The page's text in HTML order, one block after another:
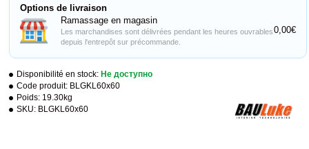
Disponibilité en stock: Не доступно
Code produit: BLGKL60x60
Poids: 19.30kg
SKU: BLGKL60x60
Options de livraison
Ramassage en magasin
Les marchandises sont délivrées pendant les heures ouvrables
depuis l'entrepôt sur précommande.
0,00€